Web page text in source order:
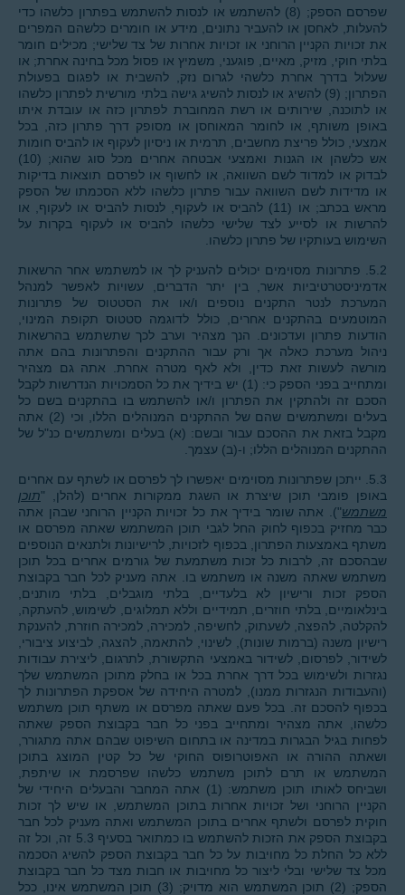
שפרסם הספק; (8) להשתמש או לנסות להשתמש בפתרון כלשהו כדי
להעלות, לאחסן או להעביר נתונים, מידע או חומרים כלשהם המפרים
את זכויות הקניין הרוחני או זכויות אחרות של צד שלישי; מכילים חומר
בלתי חוקי, מזיק, מאיים, פוגעני, משמיץ או פסול מכל בחינה אחרת; או
שעלול בדרך אחרת כלשהי לגרום נזק, להשבית או לפגום בפעולת
הפתרון; (9) להשיג או לנסות להשיג גישה בלתי מורשית לפתרון כלשהו
או לתוכנה, שירותים או רשת המחוברת לפתרון כזה או עובדת איתו
באופן משותף, או לחומר המאוחסן או מסופק דרך פתרון כזה, בכל
אמצעי, כולל פריצת מחשבים, תרמית או ניסיון לעקוף או להביס חומות
אש כלשהן או הגנות ואמצעי אבטחה אחרים מכל סוג שהוא; (10)
לבדוק או למדוד לשם השוואה, או לחשוף או לפרסם תוצאות בדיקות
או מדידות לשם השוואה עבור פתרון כלשהו ללא הסכמתו של הספק
מראש בכתב; או (11) להביס או לעקוף, לנסות להביס או לעקוף, או
להרשות או לסייע לצד שלישי כלשהו להביס או לעקוף בקרות על
השימוש בעותקיו של פתרון כלשהו.
5.2. פתרונות מסוימים יכולים להעניק לך או למשתמש אחר הרשאות
אדמיניסטרטיביות אשר, בין יתר הדברים, עשויות לאפשר למנהל
המערכת לנטר התקנים נוספים ו/או את הסטטוס של פתרונות
המוטמעים בהתקנים אחרים, כולל לדוגמה סטטוס תקופת המינוי,
הודעות פתרון ועדכונים. הנך מצהיר וערב לכך שתשתמש בהרשאות
ניהול מערכת כאלה אך ורק עבור ההתקנים והפתרונות בהם אתה
מורשה לעשות זאת כדין, ולא לאף מטרה אחרת. אתה גם מצהיר
ומתחייב בפני הספק כי: (1) יש בידיך את כל הסמכויות הנדרשות לקבל
הסכם זה ולהתקין את הפתרון ו/או להשתמש בו בהתקנים בשם כל
בעלים ומשתמשים שהם של ההתקנים המנוהלים הללו, וכי (2) אתה
מקבל בזאת את ההסכם עבור ובשם: (א) בעלים ומשתמשים כנ"ל של
ההתקנים המנוהלים הללו; ו-(ב) עצמך.
5.3. ייתכן שפתרונות מסוימים יאפשרו לך לפרסם או לשתף עם אחרים
באופן פומבי תוכן שיצרת או השגת ממקורות אחרים (להלן, "תוכן
משתמש"). אתה שומר בידיך את כל זכויות הקניין הרוחני שבהן אתה
כבר מחזיק בכפוף לחוק החל לגבי תוכן המשתמש שאתה מפרסם או
משתף באמצעות הפתרון, בכפוף לזכויות, לרישיונות ולתנאים הנוספים
שבהסכם זה, לרבות כל זכות משתמעת של גורמים אחרים בכל תוכן
משתמש שאתה משנה או משתמש בו. אתה מעניק לכל חבר בקבוצת
הספק זכות ורישיון לא בלעדיים, בלתי מוגבלים, בלתי מותנים,
בינלאומיים, בלתי חוזרים, תמידיים וללא תמלוגים, לשימוש, להעתקה,
להקלטה, להפצה, לשעתוק, לחשיפה, למכירה, למכירה חוזרת, להענקת
רישיון משנה (ברמות שונות), לשינוי, להתאמה, להצגה, לביצוע ציבורי,
לשידור, לפרסום, לשידור באמצעי התקשורת, לתרגום, ליצירת עבודות
נגזרות ולשימוש בכל דרך אחרת בכל או בחלק מתוכן המשתמש שלך
(והעבודות הנגזרות ממנו), למטרה היחידה של אספקת הפתרונות לך
בכפוף להסכם זה. בכל פעם שאתה מפרסם או משתף תוכן משתמש
כלשהו, אתה מצהיר ומתחייב בפני כל חבר בקבוצת הספק שאתה
לפחות בגיל הבגרות במדינה או בתחום השיפוט שבהם אתה מתגורר,
ושאתה ההורה או האפוטרופוס החוקי של כל קטין המוצג בתוכן
המשתמש או תרם לתוכן משתמש כלשהו שפרסמת או שיתפת,
ושביחס לאותו תוכן משתמש: (1) אתה המחבר והבעלים היחידי של
הקניין הרוחני ושל זכויות אחרות בתוכן המשתמש, או שיש לך זכות
חוקית לפרסם ולשתף אחרים בתוכן המשתמש ואתה מעניק לכל חבר
בקבוצת הספק את הזכות להשתמש בו כמתואר בסעיף 5.3 זה, וכל זה
ללא כל החלת כל מחויבות על כל חבר בקבוצת הספק להשיג הסכמה
מכל צד שלישי ובלי ליצור כל מחויבות או חבות מצד כל חבר בקבוצת
הספק; (2) תוכן המשתמש הוא מדויק; (3) תוכן המשתמש אינו, ככל